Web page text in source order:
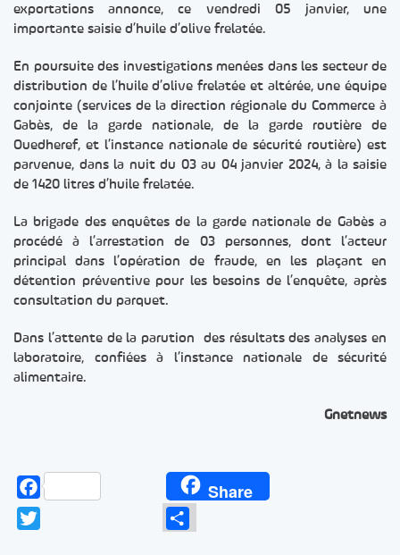
exportations annonce, ce vendredi 05 janvier, une
importante saisie d’huile d’olive frelatée.
En poursuite des investigations menées dans les secteur de
distribution de l’huile d’olive frelatée et altérée, une équipe
conjointe (services de la direction régionale du Commerce à
Gabès, de la garde nationale, de la garde routière de
Ouedheref, et l’instance nationale de sécurité routière) est
parvenue, dans la nuit du 03 au 04 janvier 2024, à la saisie
de 1420 litres d’huile frelatée.
La brigade des enquêtes de la garde nationale de Gabès a
procédé à l’arrestation de 03 personnes, dont l’acteur
principal dans l’opération de fraude, en les plaçant en
détention préventive pour les besoins de l’enquête, après
consultation du parquet.
Dans l’attente de la parution des résultats des analyses en
laboratoire, confiées à l’instance nationale de sécurité
alimentaire.
Gnetnews
Facebook Share
Partager